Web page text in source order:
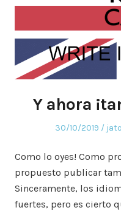
Y ahora
Posted
30/10/2019
Como lo oyes! Como
propuesto publicar
Sinceramente, los
fuertes, pero es cierto